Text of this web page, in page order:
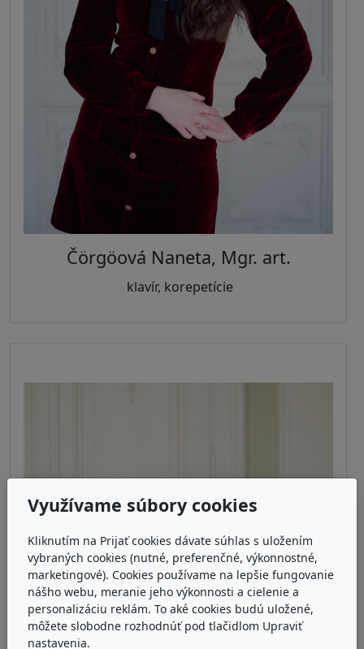
Čörgöová Naneta, Mgr. art.
klavír, korepetície
Využívame súbory cookies
Kliknutím na Prijať cookies dávate súhlas s uložením
vybraných cookies (nutné, preferenčné, výkonnostné,
marketingové). Cookies používame na lepšie fungovanie
nášho webu, meranie jeho výkonnosti a cielenie a
personalizáciu reklám. To aké cookies budú uložené,
môžete slobodne rozhodnúť pod tlačidlom Upraviť
nastavenia.